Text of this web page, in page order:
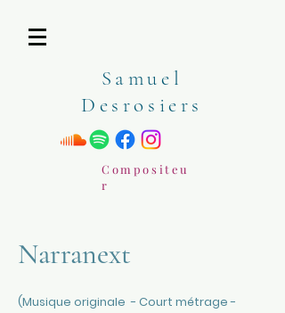
Samuel
Desrosiers
Compositeu
r
(Musique originale - Court métrage -
Narranext